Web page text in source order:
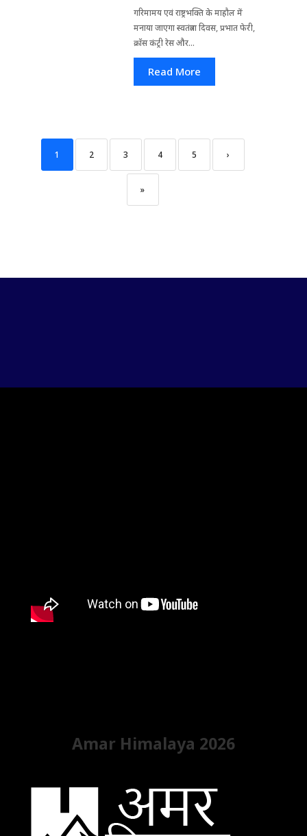
गरिमामय एवं राष्ट्रभक्ति के माहौल में
मनाया जाएगा स्वतंत्रता दिवस, प्रभात फेरी,
क्रॉस कंट्री रेस और...
Read More
1 2 3 4 5 ›
»
Amar Himalaya 2026